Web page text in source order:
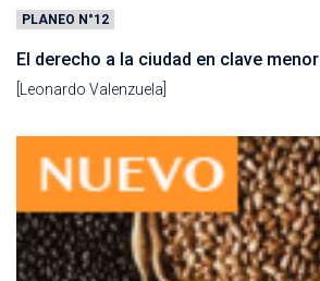
PLANEO N°12
El derecho a la ciudad en clave menor
[Leonardo Valenzuela]